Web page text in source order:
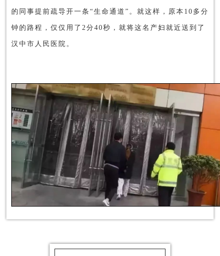
的同事提前疏导开一条“生命通道”。就这样，原本10多分
钟的路程，仅仅用了2分40秒，就将这名产妇就近送到了
汉中市人民医院。